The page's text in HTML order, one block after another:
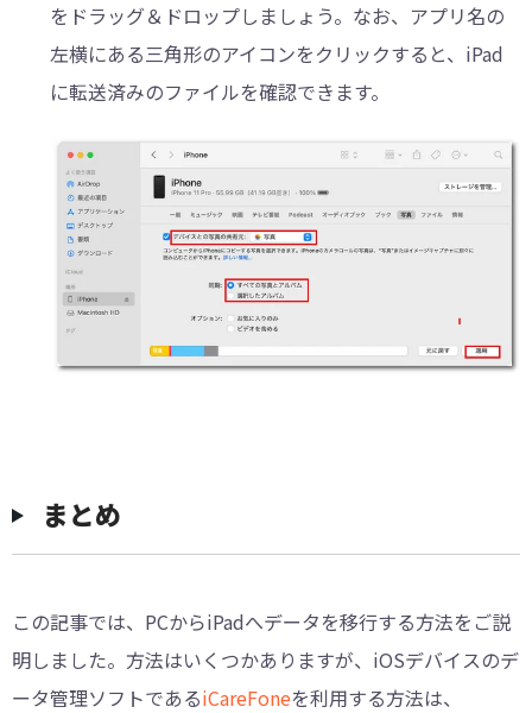
をドラッグ＆ドロップしましょう。なお、アプリ名の
左横にある三角形のアイコンをクリックすると、iPad
に転送済みのファイルを確認できます。
まとめ
この記事では、PCからiPadへデータを移行する方法をご説
明しました。方法はいくつかありますが、iOSデバイスのデ
ータ管理ソフトであるiCareFoneを利用する方法は、